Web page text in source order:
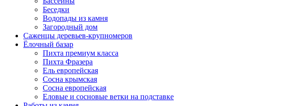
Беседки
Водопады из камня
Загородный дом
Саженцы деревьев-крупномеров
Ёлочный базар
Пихта премиум класса
Пихта Фразера
Ель европейская
Сосна крымская
Сосна европейская
Еловые и сосновые ветки на подставке